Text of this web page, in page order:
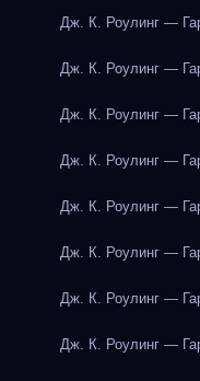
Дж. К. Роулинг —
Дж. К. Роулинг —
Дж. К. Роулинг —
Дж. К. Роулинг —
Дж. К. Роулинг —
Дж. К. Роулинг —
Дж. К. Роулинг —
Дж. К. Роулинг —